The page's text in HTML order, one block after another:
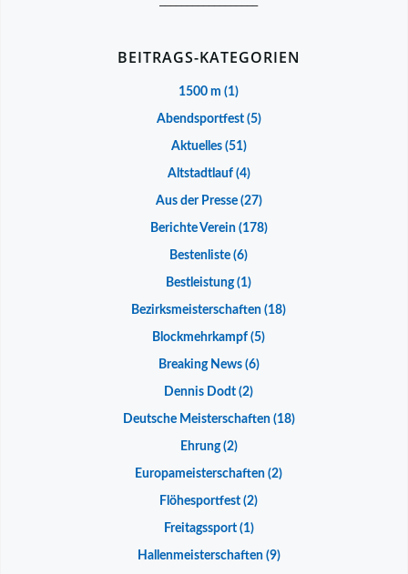
BEITRAGS-KATEGORIEN
1500 m (1)
Abendsportfest(5)
Aktuelles(51)
Altstadtlauf(4)
Aus der Presse(27)
Berichte Verein(178)
Bestenliste (6)
Bestleistung(1)
Bezirksmeisterschaften (18)
Blockmehrkampf (5)
Breaking News(6)
Dennis Dodt (2)
Deutsche Meisterschaften(18)
Ehrung(2)
Europameisterschaften (2)
Flöhesportfest (2)
Freitagssport(1)
Hallenmeisterschaften(9)